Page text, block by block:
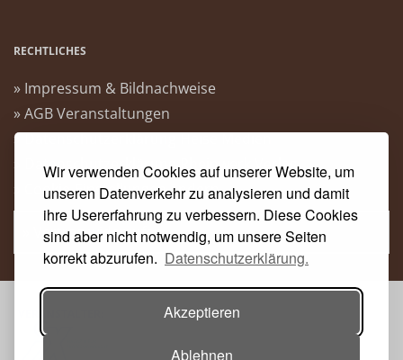
Wir verwenden Cookies auf unserer Website, um
unseren Datenverkehr zu analysieren und damit
ihre Usererfahrung zu verbessern. Diese Cookies
sind aber nicht notwendig, um unsere Seiten
korrekt abzurufen. Datenschutzerklärung.
Akzeptieren
Ablehnen
RECHTLICHES
» Impressum & Bildnachweise
» AGB Veranstaltungen
» Datenschutzerklärung Heise Medien
» Datenschutzerklärung Rheinwerk Verlag
» Cookie-Einstellungen ändern
» Vertrag widerrufen